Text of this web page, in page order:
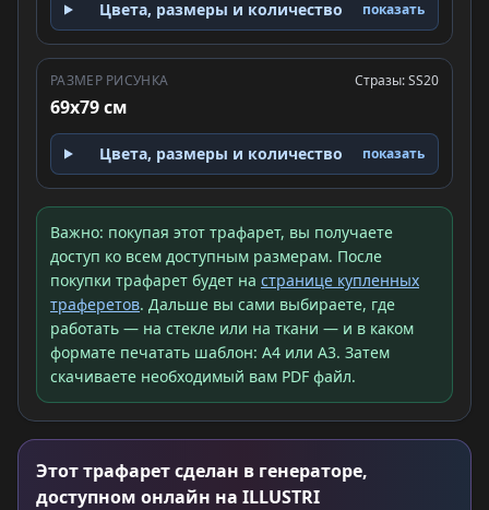
Цвета, размеры и количество показать
РАЗМЕР РИСУНКА
69x79 см
Стразы: SS20
Цвета, размеры и количество показать
Важно: покупая этот трафарет, вы получаете
доступ ко всем доступным размерам. После
покупки трафарет будет на странице купленных
траферетов. Дальше вы сами выбираете, где
работать — на стекле или на ткани — и в каком
формате печатать шаблон: A4 или A3. Затем
скачиваете необходимый вам PDF файл.
Этот трафарет сделан в генераторе,
доступном онлайн на ILLUSTRI